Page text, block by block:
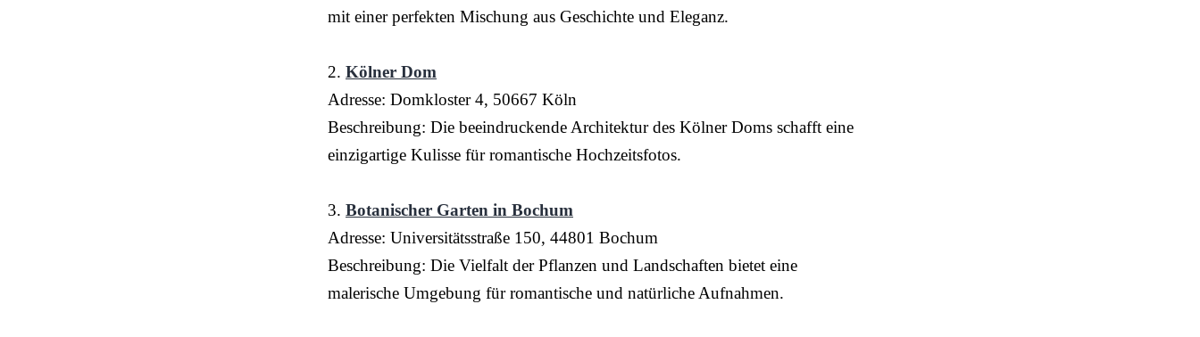
mit einer perfekten Mischung aus Geschichte und Eleganz.
2. Kölner Dom
Adresse: Domkloster 4, 50667 Köln
Beschreibung: Die beeindruckende Architektur des Kölner Doms schafft eine
einzigartige Kulisse für romantische Hochzeitsfotos.
3. Botanischer Garten in Bochum
Adresse: Universitätsstraße 150, 44801 Bochum
Beschreibung: Die Vielfalt der Pflanzen und Landschaften bietet eine
malerische Umgebung für romantische und natürliche Aufnahmen.